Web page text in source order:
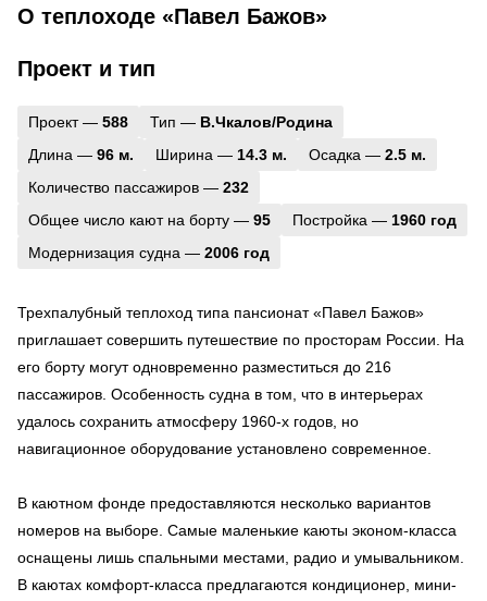
О теплоходе «Павел Бажов»
Проект и тип
Проект — 588 Тип — В.Чкалов/Родина
Длина — 96 м. Ширина — 14.3 м. Осадка — 2.5 м.
Количество пассажиров — 232
Общее число кают на борту — 95 Постройка — 1960 год
Модернизация судна — 2006 год
Трехпалубный теплоход типа пансионат «Павел Бажов»
приглашает совершить путешествие по просторам России. На
его борту могут одновременно разместиться до 216
пассажиров. Особенность судна в том, что в интерьерах
удалось сохранить атмосферу 1960-х годов, но
навигационное оборудование установлено современное.
В каютном фонде предоставляются несколько вариантов
номеров на выборе. Самые маленькие каюты эконом-класса
оснащены лишь спальными местами, радио и умывальником.
В каютах комфорт-класса предлагаются кондиционер, мини-